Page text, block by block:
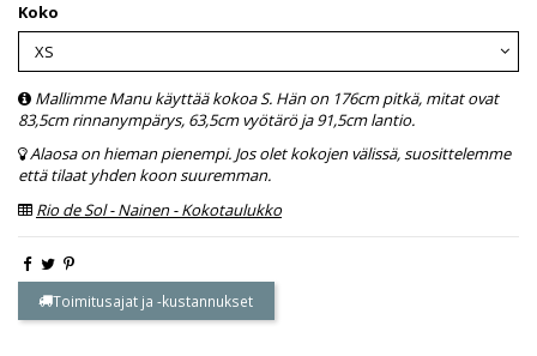
Koko
Mallimme Manu käyttää kokoa S. Hän on 176cm pitkä, mitat ovat
83,5cm rinnanympärys, 63,5cm vyötärö ja 91,5cm lantio.
Alaosa on hieman pienempi. Jos olet kokojen välissä, suosittelemme
että tilaat yhden koon suuremman.
Rio de Sol - Nainen - Kokotaulukko
Toimitusajat ja -kustannukset